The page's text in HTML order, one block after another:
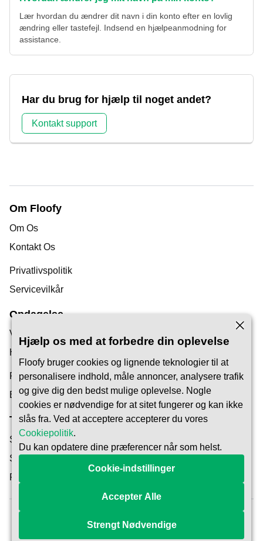
Lær hvordan du ændrer dit navn i din konto efter en lovlig
ændring eller tastefejl. Indsend en hjælpeanmodning for
assistance.
Har du brug for hjælp til noget andet?
Kontakt support
Om Floofy
Om Os
Kontakt Os
Privatlivspolitik
Servicevilkår
Opdagelse
Vores Blog
Hjælpecenter
Find en Kæledyrspasser
Bliv Pet Carer
Tillid & Sikkerhed
Sikkerhed
Sådan fungerer det
Reservationsbeskyttelse
Hjælp os med at forbedre din oplevelse
Floofy bruger cookies og lignende teknologier til at
personalisere indhold, måle annoncer, analysere trafik
og give dig den bedst mulige oplevelse. Nogle
cookies er nødvendige for at sitet fungerer og kan ikke
slås fra. Ved at acceptere accepterer du vores
Cookiepolitik.
Du kan opdatere dine præferencer når som helst.
Cookie-indstillinger
Accepter Alle
Strengt Nødvendige